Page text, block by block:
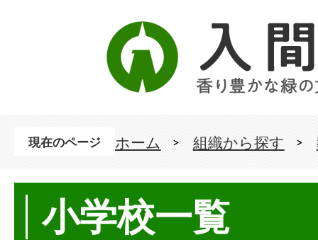
現在のページ ホーム 組織から探す
小学校一覧